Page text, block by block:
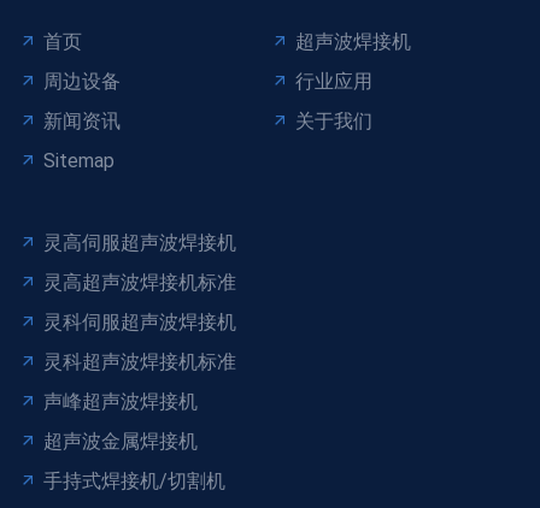
首页
超声波焊接机
周边设备
行业应用
新闻资讯
关于我们
Sitemap
灵高伺服超声波焊接机
灵高超声波焊接机标准
灵科伺服超声波焊接机
灵科超声波焊接机标准
声峰超声波焊接机
超声波金属焊接机
手持式焊接机/切割机